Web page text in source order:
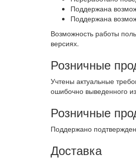
Поддержана
Поддержана
Возможность работы
версиях.
Розничные
Учтены актуальные
ошибочно выведенного
Розничные
Поддержано
Доставка